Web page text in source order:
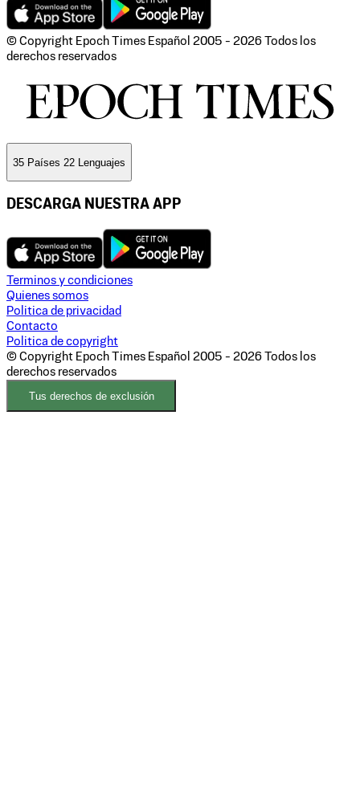
© Copyright Epoch Times Español 2005 - 2026 Todos los
derechos reservados
35 Países 22 Lenguajes
DESCARGA NUESTRA APP
Terminos y condiciones
Quienes somos
Politica de privacidad
Contacto
Politica de copyright
© Copyright Epoch Times Español 2005 - 2026 Todos los
derechos reservados
Tus derechos de exclusión